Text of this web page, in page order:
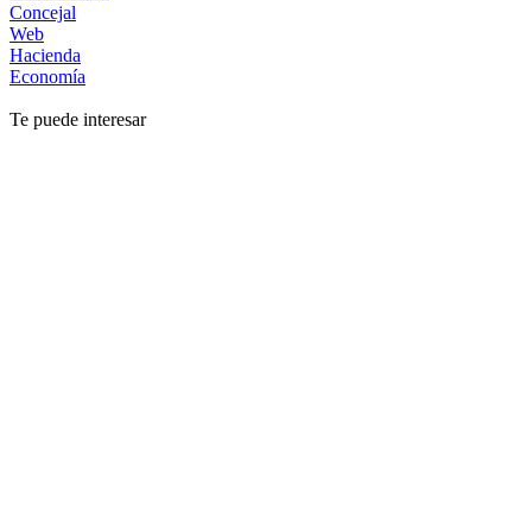
Concejal
Web
Hacienda
Economía
Te puede interesar